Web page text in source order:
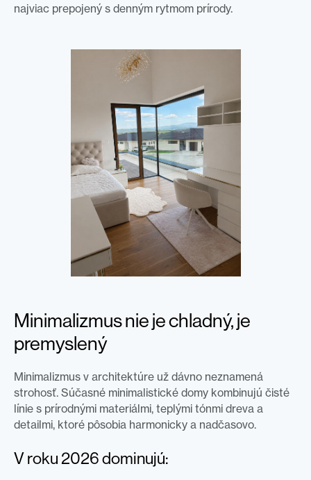
najviac prepojený s denným rytmom prírody.
Minimalizmus nie je chladný, je
premyslený
Minimalizmus v architektúre už dávno neznamená
strohosť. Súčasné minimalistické domy kombinujú čisté
línie s prírodnými materiálmi, teplými tónmi dreva a
detailmi, ktoré pôsobia harmonicky a nadčasovo.
V roku 2026 dominujú: